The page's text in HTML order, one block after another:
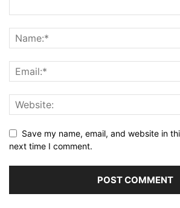
Save my name, email, and website in
next time I comment.